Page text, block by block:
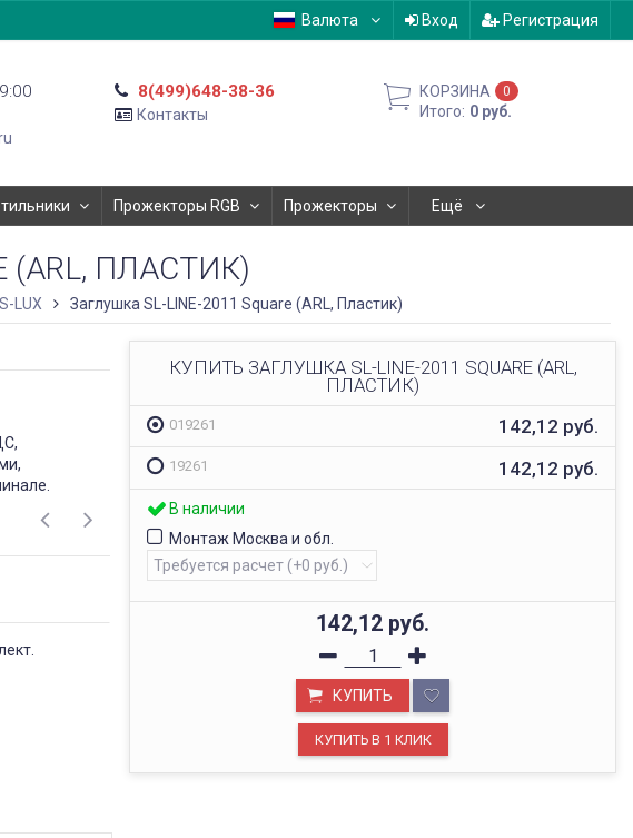
Валюта Вход Регистрация
8(499)648-38-36
Контакты
КОРЗИНА 0
Итого: 0 руб.
Прожекторы RGB Прожекторы Ещё
(ARL, ПЛАСТИК)
LUX Заглушка SL-LINE-2011 Square (ARL, Пластик)
КУПИТЬ ЗАГЛУШКА SL-LINE-2011 SQUARE (ARL,
ПЛАСТИК)
019261 142,12 руб.
19261 142,12 руб.
В наличии
Монтаж Москва и обл.
142,12 руб.
КУПИТЬ
ОФИС В МОСКВЕ
Будем рады видеть вас в нашем офисе по адресу г.
Москва, Павелецкая наб., д. 2, стр. 2.